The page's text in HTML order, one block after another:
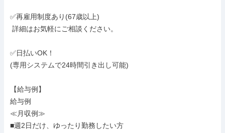
✅再雇用制度あり(67歳以上)
✅日払いOK！
(専用システムで24時間引き出し可能)
【給与例】
給与例
≪月収例≫
■週2日だけ、ゆったり勤務したい方